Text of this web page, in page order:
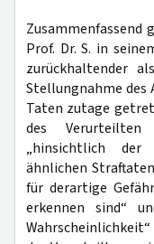
Zusammenfassend
Prof. Dr. S. in
zurückhaltender
Stellungnahme des
Taten zutage
des
„hinsichtlich der
ähnlichen
für derartige
erkennen sind“